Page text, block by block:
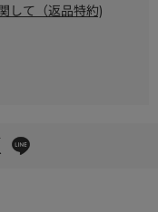
して（返品特約)